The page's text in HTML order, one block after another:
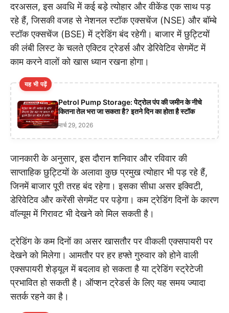
दरअसल, इस अवधि में कई बड़े त्योहार और वीकेंड एक साथ पड़
रहे हैं, जिसकी वजह से नेशनल स्टॉक एक्सचेंज (NSE) और बॉम्बे
स्टॉक एक्सचेंज (BSE) में ट्रेडिंग बंद रहेगी। बाजार में छुट्टियों
की लंबी लिस्ट के चलते एक्टिव ट्रेडर्स और डेरिवेटिव सेगमेंट में
काम करने वालों को खास ध्यान रखना होगा।
यह भी पढ़ें
Petrol Pump Storage: पेट्रोल पंप की जमीन के नीचे
कितना तेल भरा जा सकता है? इतने दिन का होता है स्टॉक
मार्च 29, 2026
जानकारी के अनुसार, इस दौरान शनिवार और रविवार की
साप्ताहिक छुट्टियों के अलावा कुछ प्रमुख त्योहार भी पड़ रहे हैं,
जिनमें बाजार पूरी तरह बंद रहेगा। इसका सीधा असर इक्विटी,
डेरिवेटिव और करेंसी सेगमेंट पर पड़ेगा। कम ट्रेडिंग दिनों के कारण
वॉल्यूम में गिरावट भी देखने को मिल सकती है।
ट्रेडिंग के कम दिनों का असर खासतौर पर वीकली एक्सपायरी पर
देखने को मिलेगा। आमतौर पर हर हफ्ते गुरुवार को होने वाली
एक्सपायरी शेड्यूल में बदलाव हो सकता है या ट्रेडिंग स्ट्रेटेजी
प्रभावित हो सकती है। ऑप्शन ट्रेडर्स के लिए यह समय ज्यादा
सतर्क रहने का है।